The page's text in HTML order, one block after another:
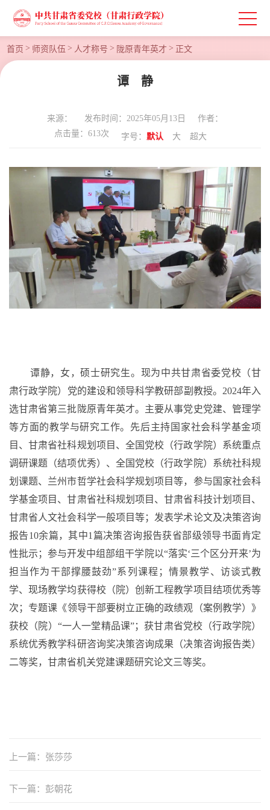
首页 > 师资队伍 > 人才称号 > 陇原青年英才 > 正文
谭 静
来源： 发布时间：2025年05月13日
作者：
点击量： 613次 字号： 默认 大 超大
谭静，女，硕士研究生。 现为中共甘肃省委党校（甘
肃行政学院）党的建设和领导科学教研部副教授。 2024年入
选甘肃省第三批陇原青年英才。主要从事党史党建、管理学
等方面的教学与研究工作。先后主持国家社会科学基金项
目、甘肃省社科规划项目、全国党校（行政学院）系统重点
调研课题（结项优秀）、全国党校（行政学院）系统社科规
划课题、兰州市哲学社会科学规划项目等， 参与国家社会科
学基金项目、甘肃省社科规划项目、甘肃省科技计划项目、
甘肃省人文社会科学一般项目等； 发表学术论文及决策咨询
报告10余篇，其中1 篇决策咨询报告获省部级领导书面肯定
性批示 ；参与开发中组部组干学院以“落实‘三个区分开来’为
担当作为干部撑腰鼓劲”系列课程 ； 情景教学、访谈式教
学、现场教学均获得校（院）创新工程教学项目结项优秀等
次 ； 专题课 《领导干部要树立正确的政绩观（案例教学）》
获校（院） “一人一堂精品课”；获甘肃省党校（行政学院）
系统优秀教学科研咨询奖决策咨询成果（决策咨询报告类）
二等奖，甘肃省机关党建课题研究论文三等奖。
上一篇：张莎莎
下一篇：彭朝花